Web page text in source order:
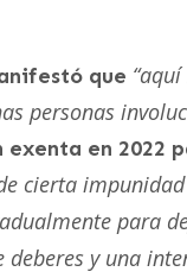
que
personas
en 2022
cierta
para
y una